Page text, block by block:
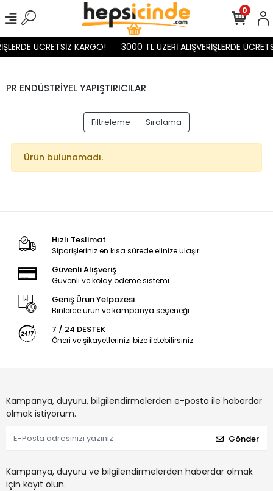
ÜCRETSİZ KARGO! 3000 TL ÜZERİ ALIŞVERİŞLERDE
0
PR ENDÜSTRİYEL YAPIŞTIRICILAR
Filtreleme Sıralama
Ürün bulunamadı.
Hızlı Teslimat
Siparişleriniz en kısa sürede elinize ulaşır.
Güvenli Alışveriş
Güvenli ve kolay ödeme sistemi
Geniş Ürün Yelpazesi
Binlerce ürün ve kampanya seçeneği
7 / 24 DESTEK
Öneri ve şikayetlerinizi bize iletebilirsiniz.
Kampanya, duyuru, bilgilendirmelerden e-posta ile haberdar
olmak istiyorum.
Gönder
Kampanya, duyuru ve bilgilendirmelerden haberdar olmak
için kayıt olun.